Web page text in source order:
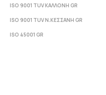
ISO 9001 TUV ΚΑΛΛΟΝΗ GR
ISO 9001 TUV Ν.ΚΕΣΣΑΝΗ GR
ISO 45001 GR